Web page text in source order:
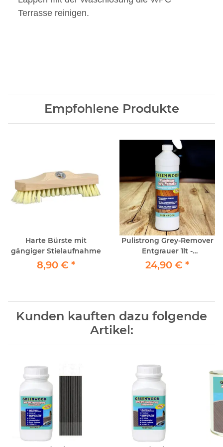
Terrasse reinigen.
Empfohlene Produkte
Harte Bürste mit
gängiger Stielaufnahme
8,90 € *
Pulistrong Grey-Remover
Entgrauer 1lt -
Holzterrassen und WPC
Remover
24,90 € *
Kunden kauften dazu folgende
Artikel: